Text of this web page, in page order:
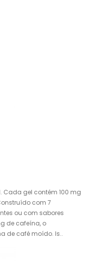
Cada gel contém 100 mg
com 7
ou com sabores
de cafeína, o
de café moído. Is..